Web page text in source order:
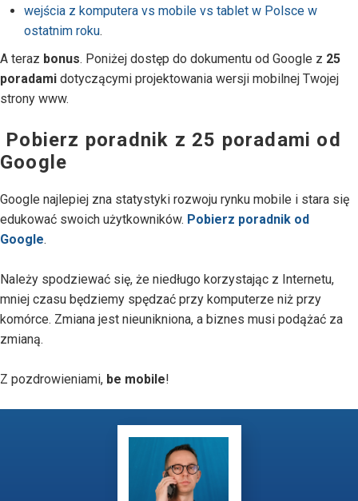
wejścia z komputera vs mobile vs tablet w Polsce w
ostatnim roku.
A teraz bonus. Poniżej dostęp do dokumentu od Google z 25
poradami dotyczącymi projektowania wersji mobilnej Twojej
strony www.
Pobierz poradnik z 25 poradami od
Google
Google najlepiej zna statystyki rozwoju rynku mobile i stara się
edukować swoich użytkowników. Pobierz poradnik od
Google.
Należy spodziewać się, że niedługo korzystając z Internetu,
mniej czasu będziemy spędzać przy komputerze niż przy
komórce. Zmiana jest nieunikniona, a biznes musi podążać za
zmianą.
Z pozdrowieniami, be mobile!